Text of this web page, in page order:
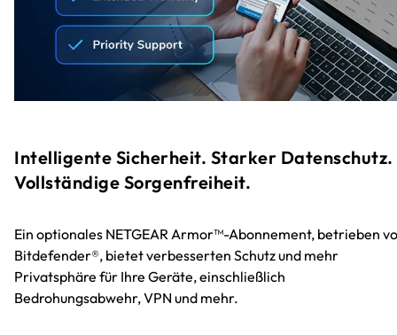
Intelligente Sicherheit. Starker Datenschutz.
Vollständige Sorgenfreiheit.
Ein optionales NETGEAR Armor™-Abonnement, betrieben
Bitdefender®, bietet verbesserten Schutz und mehr
Privatsphäre für Ihre Geräte, einschließlich
Bedrohungsabwehr, VPN und mehr.